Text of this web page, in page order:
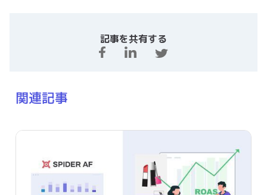
記事を共有する
関連記事